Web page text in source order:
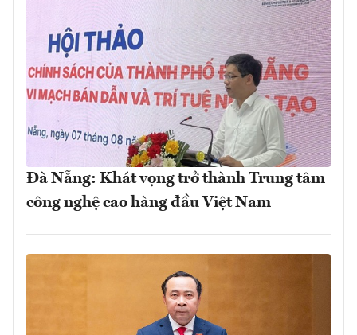
Đà Nẵng: Khát vọng trở thành Trung tâm
công nghệ cao hàng đầu Việt Nam